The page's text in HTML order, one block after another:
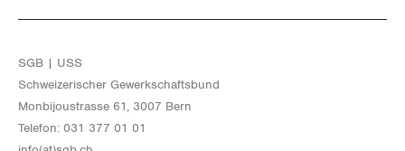
SGB | USS
Schwei­ze­ri­scher Ge­werk­schafts­bund
Mon­bi­joustras­se 61, 3007 Bern
Te­le­fon: 031 377 01 01